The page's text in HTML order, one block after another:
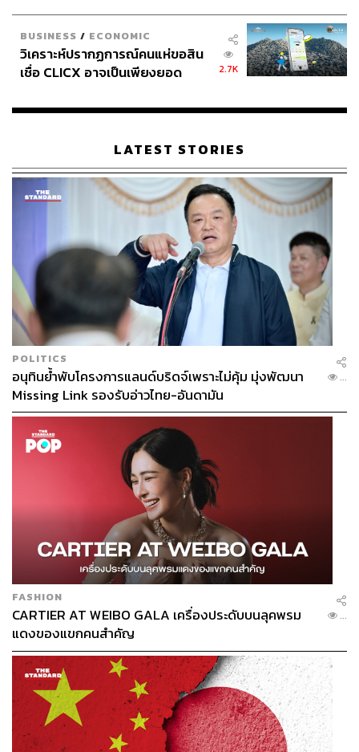
BUSINESS / ECONOMIC
วิเคราะห์ปรากฏการณ์คนแห่ขอสิน
เชื่อ CLICX อาจเป็นเพียงยอด
เรือนไทยที่ถูกซุกไว้
2.7K
LATEST STORIES
POLITICS
อนุทินย้ำพับโครงการแลนด์บริดจ์เพราะไม่คุ้ม มุ่งพัฒนา
Missing Link รองรับอ่าวไทย-อันดามัน
...
FASHION
CARTIER AT WEIBO GALA เครื่องประดับบนลุคพรม
แดงของแขกคนสำคัญ
...